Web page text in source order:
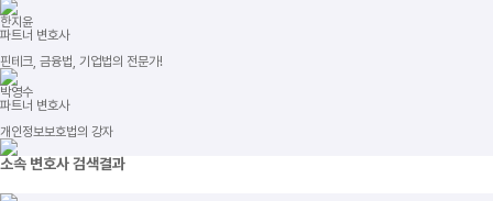
한지윤
파트너 변호사
핀테크, 금융법, 기업법의 전문가!
박영수
파트너 변호사
개인정보보호법의 강자
소속 변호사검색결과